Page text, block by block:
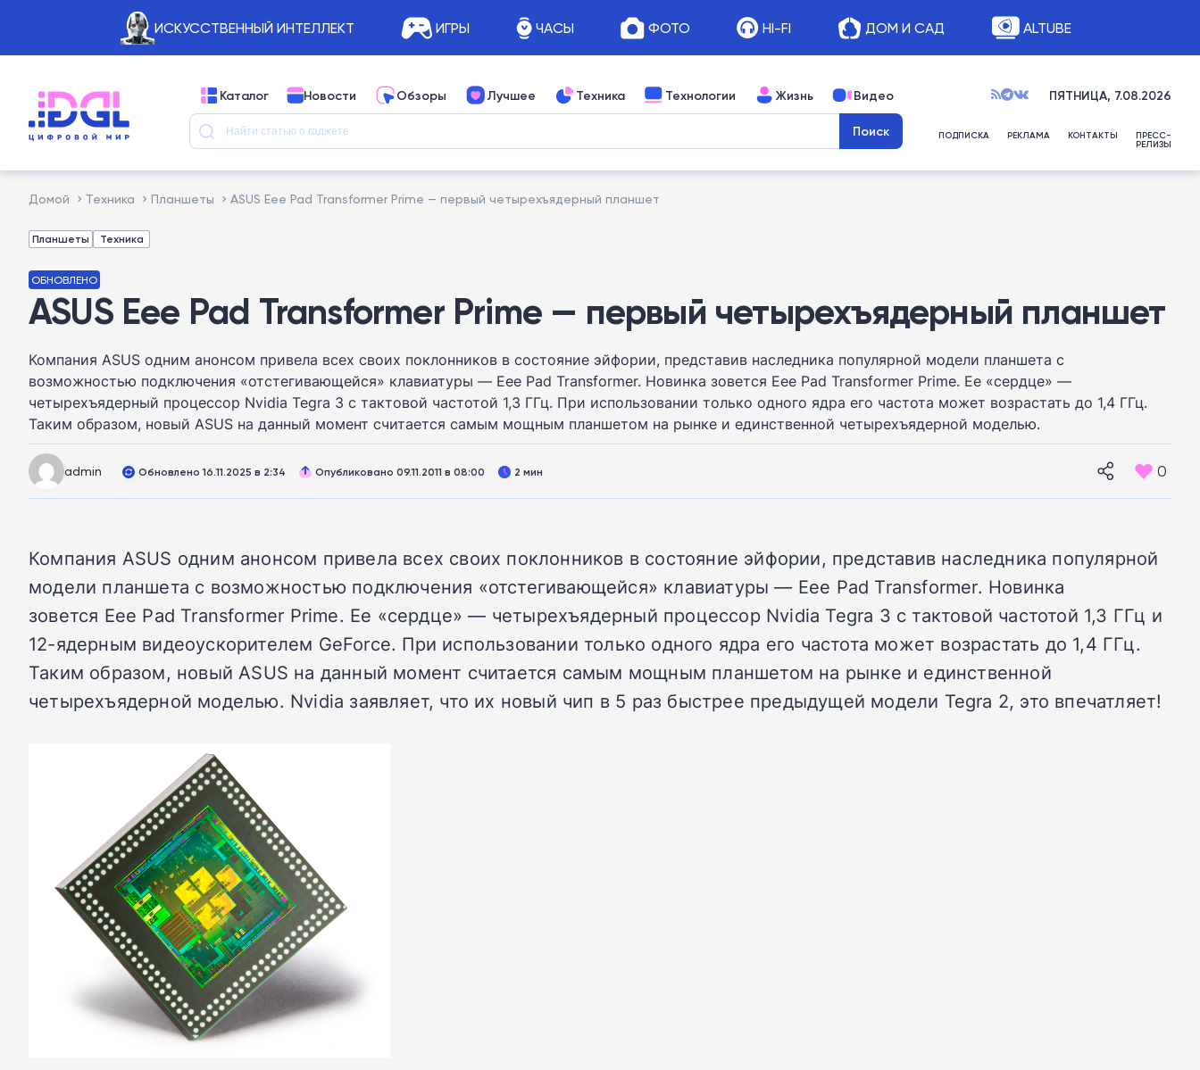
ИСКУССТВЕННЫЙ ИНТЕЛЛЕКТ ИГРЫ ЧАСЫ ФОТО HI-FI ДОМ И САД ALTUBE
Каталог Новости Обзоры Лучшее Техника Технологии Жизнь Видео ПЯТНИЦА, 7.08.2026
ПОДПИСКА РЕКЛАМА КОНТАКТЫ ПРЕСС-
РЕЛИЗЫ
Домой Техника Планшеты ASUS Eee Pad Transformer Prime — первый четырехъядерный планшет
Планшеты Техника
ОБНОВЛЕНО
ASUS Eee Pad Transformer Prime — первый четырехъядерный планшет
Компания ASUS одним анонсом привела всех своих поклонников в состояние эйфории, представив наследника популярной модели планшета с
возможностью подключения «отстегивающейся» клавиатуры — Eee Pad Transformer. Новинка зовется Eee Pad Transformer Prime. Ее «сердце» —
четырехъядерный процессор Nvidia Tegra 3 с тактовой частотой 1,3 ГГц. При использовании только одного ядра его частота может возрастать до 1,4 ГГц.
Таким образом, новый ASUS на данный момент считается самым мощным планшетом на рынке и единственной четырехъядерной моделью.
admin Обновлено 16.11.2025 в 2:34 Опубликовано 09.11.2011 в 08:00 2 мин 0
Компания ASUS одним анонсом привела всех своих поклонников в состояние эйфории, представив наследника популярной
модели планшета с возможностью подключения «отстегивающейся» клавиатуры — Eee Pad Transformer. Новинка
зовется Eee Pad Transformer Prime. Ее «сердце» — четырехъядерный процессор Nvidia Tegra 3 с тактовой частотой 1,3 ГГц и
12-ядерным видеоускорителем GeForce. При использовании только одного ядра его частота может возрастать до 1,4 ГГц.
Таким образом, новый ASUS на данный момент считается самым мощным планшетом на рынке и единственной
четырехъядерной моделью. Nvidia заявляет, что их новый чип в 5 раз быстрее предыдущей модели Tegra 2, это впечатляет!